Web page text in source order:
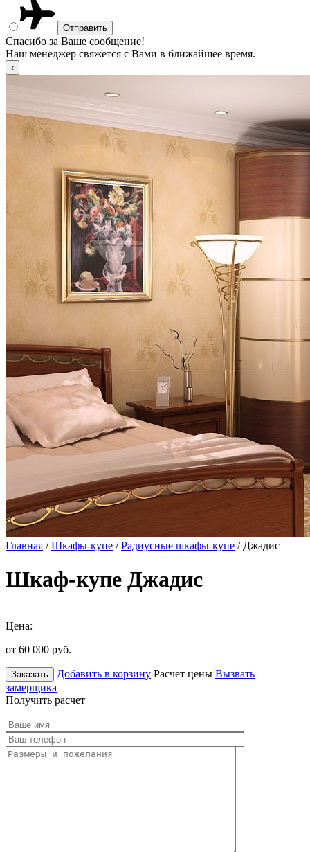
Спасибо за Ваше сообщение!
Наш менеджер свяжется с Вами в ближайшее время.
Главная /Шкафы-купе /Радиусные шкафы-купе / Джадис
Шкаф-купе Джадис
Цена:
от 60 000 руб.
Заказать Добавить в корзину Расчет цены Вызвать
замерщика
Получить расчет